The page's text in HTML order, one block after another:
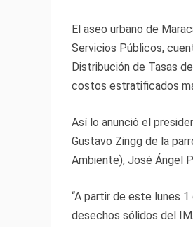
El aseo urbano de
Servicios Públicos,
Distribución de Tasas
costos estratificados
Así lo anunció el
Gustavo Zingg de la
Ambiente), José Ángel
“A partir de este lunes
desechos sólidos del